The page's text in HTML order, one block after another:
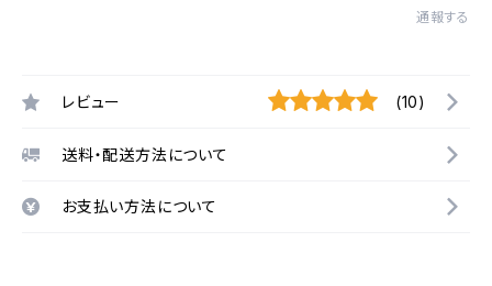
通報する
レビュー (10)
送料・配送方法について
お支払い方法について